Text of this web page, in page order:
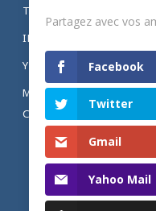
TWITTER
INSTAGRAM
YOUTUBE
MENTIONS LÉGALES
CONFIDENTIALITÉ
Partagez avec vos
Facebook
Twitter
Gmail
Yahoo Mail